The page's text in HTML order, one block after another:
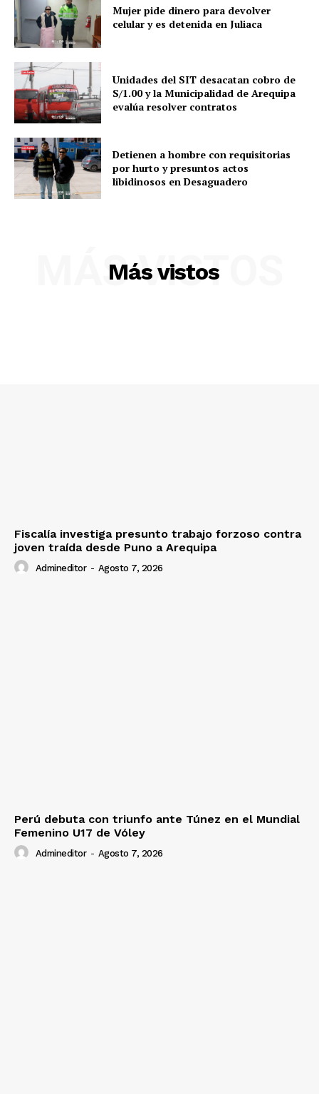
SUSCRIBETE
Diario los Andes
Nosotros
Mujer pide dinero para devolver
celular y es detenida en Juliaca
Unidades del SIT desacatan cobro de
S/1.00 y la Municipalidad de Arequipa
evalúa resolver contratos
Detienen a hombre con requisitorias
por hurto y presuntos actos
libidinosos en Desaguadero
Más vistos
MÁS VISTOS
Fiscalía investiga presunto trabajo forzoso contra
joven traída desde Puno a Arequipa
Admineditor - Agosto 7, 2026
Perú debuta con triunfo ante Túnez en el Mundial
Femenino U17 de Vóley
Admineditor - Agosto 7, 2026